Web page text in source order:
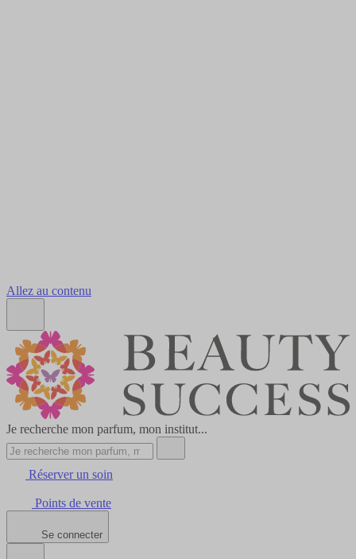
Allez au contenu
Je recherche mon parfum, mon institut...
Réserver un soin
Points de vente
Se connecter